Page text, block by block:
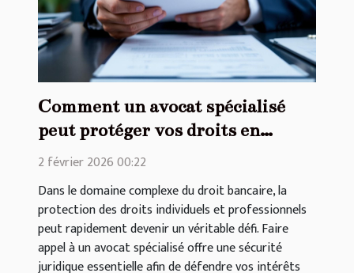
Comment un avocat spécialisé
peut protéger vos droits en
matière bancaire ?
2 février 2026 00:22
Dans le domaine complexe du droit bancaire, la
protection des droits individuels et professionnels
peut rapidement devenir un véritable défi. Faire
appel à un avocat spécialisé offre une sécurité
juridique essentielle afin de défendre vos intérêts